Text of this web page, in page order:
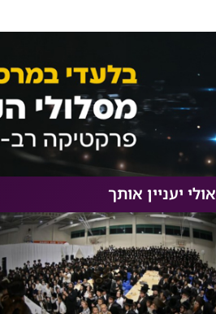
אולי יעניין אותך